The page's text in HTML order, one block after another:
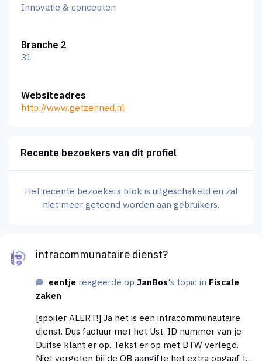
Innovatie & concepten
Branche 2
31
Websiteadres
http://www.getzenned.nl
Recente bezoekers van dit profiel
Het recente bezoekers blok is uitgeschakeld en zal
niet meer getoond worden aan gebruikers.
intracommunataire dienst?
eentje reageerde opJanBos's topic in Fiscale
zaken
[spoiler ALERT!] Ja het is een intracommunautaire
dienst. Dus factuur met het Ust. ID nummer van je
Duitse klant er op. Tekst er op met BTW verlegd.
Niet vergeten bij de OB aangifte het extra opgaaf te